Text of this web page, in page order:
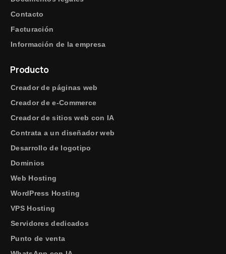
Contacto
Facturación
Información de la empresa
Producto
Creador de páginas web
Creador de e-Commerce
Creador de sitios web con IA
Contrata a un diseñador web
Desarrollo de logotipo
Dominios
Web Hosting
WordPress Hosting
VPS Hosting
Servidores dedicados
Punto de venta